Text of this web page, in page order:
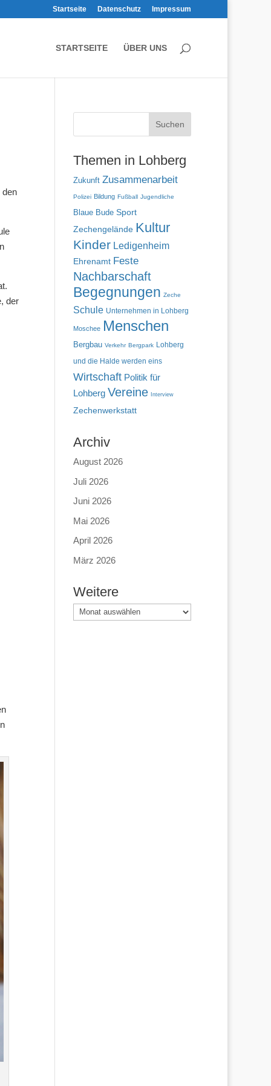
Startseite Datenschutz Impressum
STARTSEITE ÜBER UNS
den
der
Themen in Lohberg
Zukunft Zusammenarbeit
Polizei Bildung Fußball Jugendliche
Blaue Bude Sport
Zechengelände Kultur
Kinder Ledigenheim
Ehrenamt Feste
Nachbarschaft
Begegnungen Zeche
Schule Unternehmen in Lohberg
Moschee Menschen
Bergbau Verkehr Bergpark Lohberg
und die Halde werden eins
Wirtschaft Politik für
Lohberg Vereine Interview
Zechenwerkstatt
Archiv
August 2026
Juli 2026
Juni 2026
Mai 2026
April 2026
März 2026
Weitere
Weitere